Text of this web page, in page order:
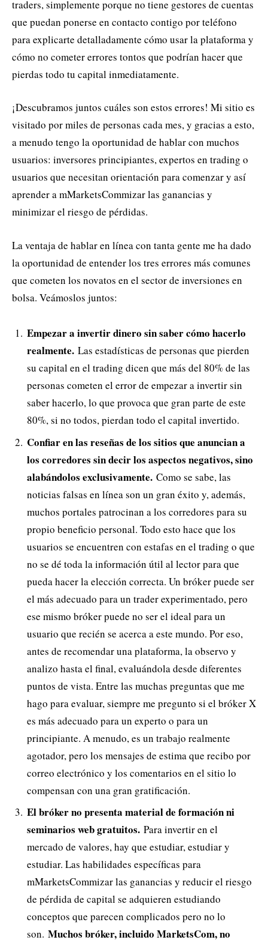
traders, simplemente porque no tiene gestores de cuentas
que puedan ponerse en contacto contigo por teléfono
para explicarte detalladamente cómo usar la plataforma y
cómo no cometer errores tontos que podrían hacer que
pierdas todo tu capital inmediatamente.
¡Descubramos juntos cuáles son estos errores! Mi sitio es
visitado por miles de personas cada mes, y gracias a esto,
a menudo tengo la oportunidad de hablar con muchos
usuarios: inversores principiantes, expertos en trading o
usuarios que necesitan orientación para comenzar y así
aprender a mMarketsCommizar las ganancias y
minimizar el riesgo de pérdidas.
La ventaja de hablar en línea con tanta gente me ha dado
la oportunidad de entender los tres errores más comunes
que cometen los novatos en el sector de inversiones en
bolsa. Veámoslos juntos:
Empezar a invertir dinero sin saber cómo hacerlo
realmente. Las estadísticas de personas que pierden
su capital en el trading dicen que más del 80% de las
personas cometen el error de empezar a invertir sin
saber hacerlo, lo que provoca que gran parte de este
80%, si no todos, pierdan todo el capital invertido.
Confiar en las reseñas de los sitios que anuncian a
los corredores sin decir los aspectos negativos, sino
alabándolos exclusivamente. Como se sabe, las
noticias falsas en línea son un gran éxito y, además,
muchos portales patrocinan a los corredores para su
propio beneficio personal. Todo esto hace que los
usuarios se encuentren con estafas en el trading o que
no se dé toda la información útil al lector para que
pueda hacer la elección correcta. Un bróker puede ser
el más adecuado para un trader experimentado, pero
ese mismo bróker puede no ser el ideal para un
usuario que recién se acerca a este mundo. Por eso,
antes de recomendar una plataforma, la observo y
analizo hasta el final, evaluándola desde diferentes
puntos de vista. Entre las muchas preguntas que me
hago para evaluar, siempre me pregunto si el bróker X
es más adecuado para un experto o para un
principiante. A menudo, es un trabajo realmente
agotador, pero los mensajes de estima que recibo por
correo electrónico y los comentarios en el sitio lo
compensan con una gran gratificación.
El bróker no presenta material de formación ni
seminarios web gratuitos. Para invertir en el
mercado de valores, hay que estudiar, estudiar y
estudiar. Las habilidades específicas para
mMarketsCommizar las ganancias y reducir el riesgo
de pérdida de capital se adquieren estudiando
conceptos que parecen complicados pero no lo
son. Muchos bróker, incluido MarketsCom, no